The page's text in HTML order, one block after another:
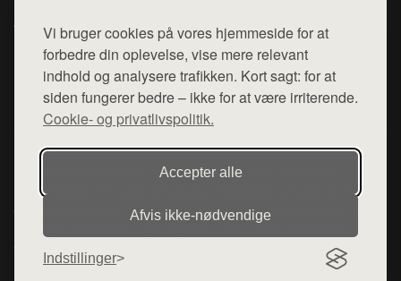
Vi bruger cookies på vores hjemmeside for at
forbedre din oplevelse, vise mere relevant
indhold og analysere trafikken. Kort sagt: for at
siden fungerer bedre – ikke for at være irriterende.
Cookie- og privatlivspolitik.
Accepter alle
Afvis ikke‑nødvendige
Indstillinger
Top Rabatter
Kontakt
Mail: hej@want.dk
Cookie- og privatlivspolitik
Denne side er en del af want.dk, der udgiver en række
hjemmesider med præsentation af forskellige produkter fra
diverse webshops. Der sælges ikke varer fra denne side - vi
henviser til de shops, som sælger varen. Vi har heller ikke
varerne på lager.